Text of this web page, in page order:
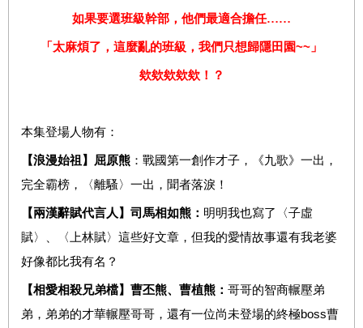
如果要選班級幹部，他們最適合擔任……
「太麻煩了，這麼亂的班級，我們只想歸隱田園~~ 」
欸欸欸欸欸！？
本集登場人物有：
【浪漫始祖】屈原熊 ：戰國第一創作才子，《九歌》一出，
完全霸榜，〈離騷〉一出，聞者落淚！
【兩漢辭賦代言人】司馬相如熊： 明明我也寫了〈子虛
賦〉、〈上林賦〉這些好文章，但我的愛情故事還有我老婆
好像都比我有名？
【相愛相殺兄弟檔】曹丕熊、曹植熊： 哥哥的智商輾壓弟
弟，弟弟的才華輾壓哥哥，還有一位尚未登場的終極boss曹